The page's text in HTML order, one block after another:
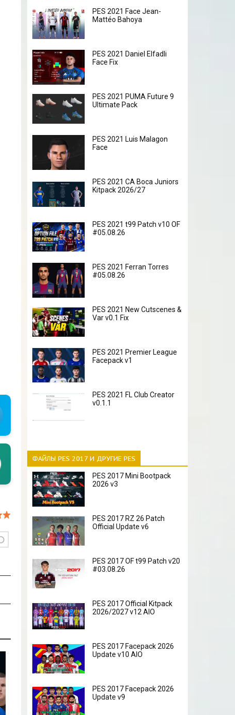
PES 2021 Face Jean-
Mattéo Bahoya
PES 2021 Daniel Elfadli
Face Fix
PES 2021 PUMA Future 9
Ultimate Pack
PES 2021 Luis Malagon
Face
PES 2021 CA Boca Juniors
Kitpack 2026/27
PES 2021 t99 Patch v10 OF
#05.08.26
PES 2021 Ferran Torres
#05.08.26
PES 2021 New Cutscenes &
Var v0.1 Fix
PES 2021 Premier League
Facepack v1
PES 2021 FL Club Creator
v0.1.1
ФАЙЛЫ PES 2017 И ДРУГИЕ PES
PES 2017 Mini Bootpack
2026 v3
PES 2017 RZ 26 Patch
Official Update v6
PES 2017 OF t99 Patch v20
#03.08.26
PES 2017 Official Kitpack
2026/2027 v12 AIO
PES 2017 Facepack 2026
Update v10 AIO
PES 2017 Facepack 2026
Update v9